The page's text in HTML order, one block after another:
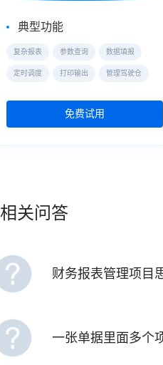
典型功能
复杂报表 参数查询 数据填报
定时调度 打印输出 管理驾驶仓
免费试用
相关问答
财务报表管理项目
一张单据里面多个